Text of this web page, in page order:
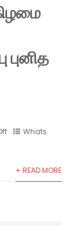
புனித
Whats
+ READ MORE